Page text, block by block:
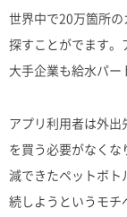
世界中で20万箇所
探すことがでます。
大手企業も給水パー
アプリ利用者は外
を買う必要がなく
減できたペットボト
続しようというモチ